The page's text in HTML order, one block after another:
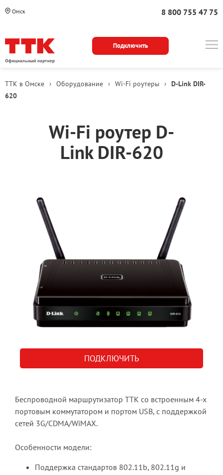
Омск 8 800 755 47 75
Подключить
ТТК в Омске › Оборудование › Wi-Fi роутеры › D-Link DIR-
620
Wi‑Fi роутер D-
Link DIR‑620
Описание
модели
приобретения
ПОДКЛЮЧИТЬ
Беспроводной маршрутизатор ТТК со встроенным 4-х
портовым коммутатором и портом USB, с поддержкой
сетей 3G/CDMA/WiMAX.
Особенности модели:
Поддержка стандартов 802.11b, 802.11g и